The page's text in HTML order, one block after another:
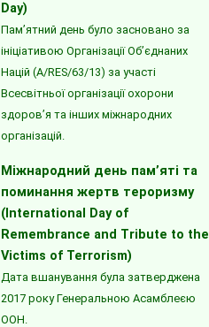
Day)
Пам’ятний день було засновано за
ініціативою Організації Об’єднаних
Націй (A/RES/63/13) за участі
Всесвітньої організації охорони
здоров’я та інших міжнародних
організацій.
Міжнародний день пам’яті та
поминання жертв тероризму
(International Day of
Remembrance and Tribute to the
Victims of Terrorism)
Дата вшанування була затверджена
2017 року Генеральною Асамблеєю
ООН.